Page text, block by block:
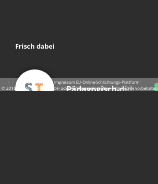
Frisch dabei
Pädagogisch-did…
· · ·Datenschutz ·Impressum EU-Online-Schlichtungs-Plattform·
© 2016 - 2026 SupraTix GmbH oder Partnergesellschaften - Alle Rechte vorbehalten.